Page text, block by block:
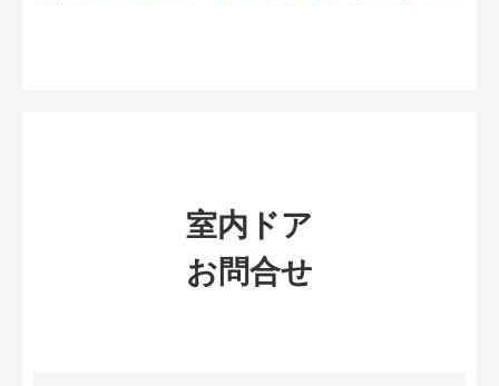
室内ドア
お問合せ